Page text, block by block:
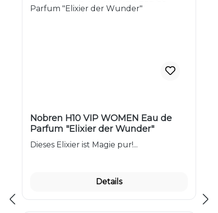
Nobren H10 VIP WOMEN Eau de
Parfum "Elixier der Wunder"
Dieses Elixier ist Magie pur!...
Details